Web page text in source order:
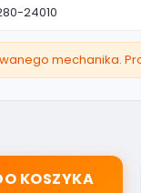
24010
mechanika.
KOSZYKA